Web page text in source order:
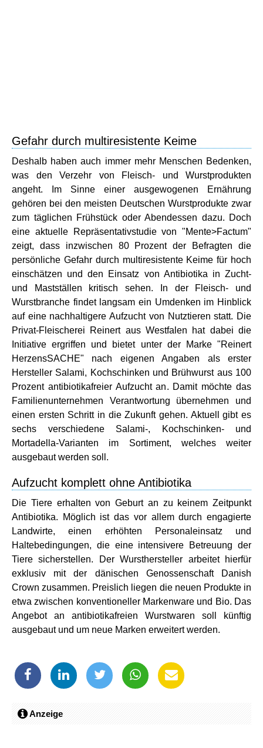
Gefahr durch multiresistente Keime
Deshalb haben auch immer mehr Menschen Bedenken,
was den Verzehr von Fleisch- und Wurstprodukten
angeht. Im Sinne einer ausgewogenen Ernährung
gehören bei den meisten Deutschen Wurstprodukte zwar
zum täglichen Frühstück oder Abendessen dazu. Doch
eine aktuelle Repräsentativstudie von "Mente>Factum"
zeigt, dass inzwischen 80 Prozent der Befragten die
persönliche Gefahr durch multiresistente Keime für hoch
einschätzen und den Einsatz von Antibiotika in Zucht-
und Mastställen kritisch sehen. In der Fleisch- und
Wurstbranche findet langsam ein Umdenken im Hinblick
auf eine nachhaltigere Aufzucht von Nutztieren statt. Die
Privat-Fleischerei Reinert aus Westfalen hat dabei die
Initiative ergriffen und bietet unter der Marke "Reinert
HerzensSACHE" nach eigenen Angaben als erster
Hersteller Salami, Kochschinken und Brühwurst aus 100
Prozent antibiotikafreier Aufzucht an. Damit möchte das
Familienunternehmen Verantwortung übernehmen und
einen ersten Schritt in die Zukunft gehen. Aktuell gibt es
sechs verschiedene Salami-, Kochschinken- und
Mortadella-Varianten im Sortiment, welches weiter
ausgebaut werden soll.
Aufzucht komplett ohne Antibiotika
Die Tiere erhalten von Geburt an zu keinem Zeitpunkt
Antibiotika. Möglich ist das vor allem durch engagierte
Landwirte, einen erhöhten Personaleinsatz und
Haltebedingungen, die eine intensivere Betreuung der
Tiere sicherstellen. Der Wursthersteller arbeitet hierfür
exklusiv mit der dänischen Genossenschaft Danish
Crown zusammen. Preislich liegen die neuen Produkte in
etwa zwischen konventioneller Markenware und Bio. Das
Angebot an antibiotikafreien Wurstwaren soll künftig
ausgebaut und um neue Marken erweitert werden.
Anzeige